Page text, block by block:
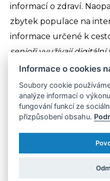
informací o zdraví.
zbytek populace na
informace určené k
senioři využívají
ke komunikaci s přáteli
Whatsapp, ale také k
domov díky mapám či
svých financí v
Důležitým faktorem,
jejich sociální kontakty -
Informace o cookies
Soubory cookie
analýze informací o
fungování funkcí ze
přizpůsobení obsahu.